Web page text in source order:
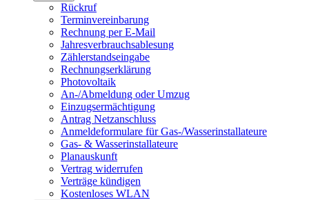
Rückruf
Terminvereinbarung
Rechnung per E-Mail
Jahresverbrauchsablesung
Zählerstandseingabe
Rechnungserklärung
Photovoltaik
An-/Abmeldung oder Umzug
Einzugsermächtigung
Antrag Netzanschluss
Anmeldeformulare für Gas-/Wasserinstallateure
Gas- & Wasserinstallateure
Planauskunft
Vertrag widerrufen
Verträge kündigen
Kostenloses WLAN